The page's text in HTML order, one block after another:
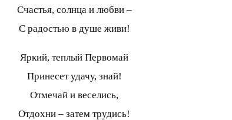
Счастья, солнца и любви –
С радостью в душе живи!
Яркий, теплый Первомай
Принесет удачу, знай!
Отмечай и веселись,
Отдохни – затем трудись!